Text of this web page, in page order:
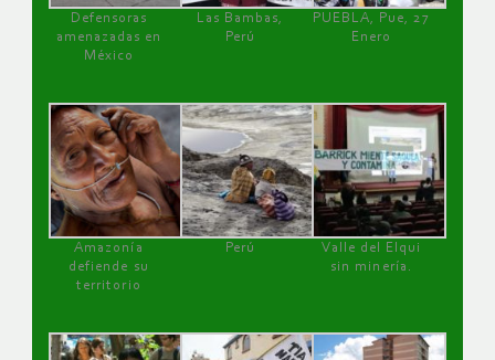
Defensoras
amenazadas en
México
Las Bambas,
Perú
PUEBLA, Pue, 27
Enero
Amazonía
defiende su
territorio
Perú
Valle del Elqui
sin minería.